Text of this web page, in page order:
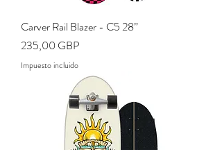
Carver Rail Blazer - C5 28”
Precio
235,00 GBP
Impuesto incluido